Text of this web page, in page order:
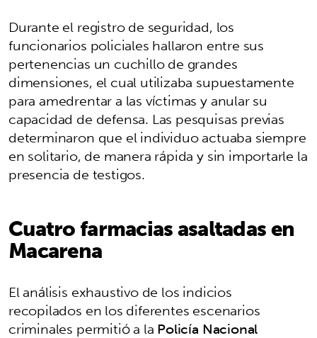
Durante el registro de seguridad, los
funcionarios policiales hallaron entre sus
pertenencias un cuchillo de grandes
dimensiones, el cual utilizaba supuestamente
para amedrentar a las víctimas y anular su
capacidad de defensa. Las pesquisas previas
determinaron que el individuo actuaba siempre
en solitario, de manera rápida y sin importarle la
presencia de testigos.
Cuatro farmacias asaltadas en
Macarena
El análisis exhaustivo de los indicios
recopilados en los diferentes escenarios
criminales permitió a laPolicía Nacional